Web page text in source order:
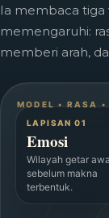
Ia membaca tiga
memengaruhi:
memberi arah,
LAPISAN 01
Emosi
Wilayah getar
sebelum makna
terbentuk.